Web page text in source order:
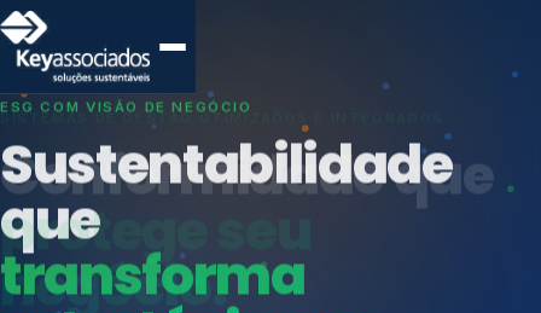
SISTEMAS DE GESTÃO OTIMIZADOS E INTEGRADOS
Conformidade que
protege seu
negócio.
Índices de Mercado